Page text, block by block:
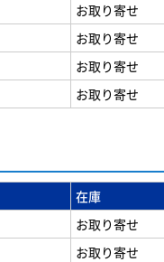
お取り寄せ
お取り寄せ
お取り寄せ
お取り寄せ
在庫
お取り寄せ
お取り寄せ